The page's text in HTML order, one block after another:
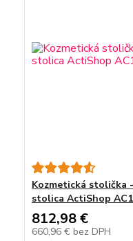
Kozmetická stolička
stolica ActiShop
812,98 €
660,96 € bez DPH